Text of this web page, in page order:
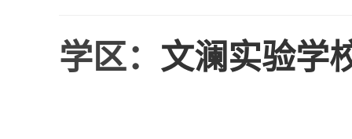
学区： 文澜实验学